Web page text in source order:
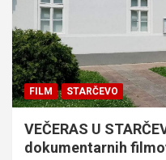
FILM STARČEVO
VEČERAS U
dokumentarnih